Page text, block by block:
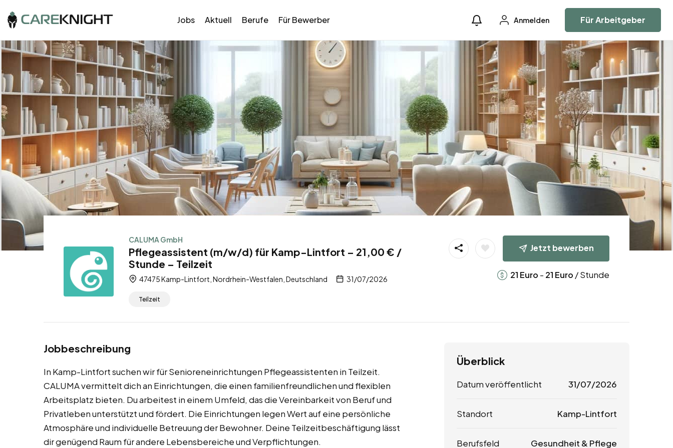
Jobs Aktuell Berufe Für Bewerber Anmelden Für Arbeitgeber
CALUMA GmbH
Pflegeassistent (m/w/d) für Kamp-Lintfort – 21,00 € /
Stunde – Teilzeit
47475 Kamp-Lintfort, Nordrhein-Westfalen, Deutschland 31/07/2026
Teilzeit
Jetzt bewerben
21 Euro - 21 Euro / Stunde
Jobbeschreibung
In Kamp-Lintfort suchen wir für Senioreneinrichtungen Pflegeassistenten in Teilzeit.
CALUMA vermittelt dich an Einrichtungen, die einen familienfreundlichen und flexiblen
Arbeitsplatz bieten. Du arbeitest in einem Umfeld, das die Vereinbarkeit von Beruf und
Privatleben unterstützt und fördert. Die Einrichtungen legen Wert auf eine persönliche
Atmosphäre und individuelle Betreuung der Bewohner. Deine Teilzeitbeschäftigung lässt
dir genügend Raum für andere Lebensbereiche und Verpflichtungen.
Überblick
Datum veröffentlicht 31/07/2026
Standort Kamp-Lintfort
Berufsfeld Gesundheit & Pflege